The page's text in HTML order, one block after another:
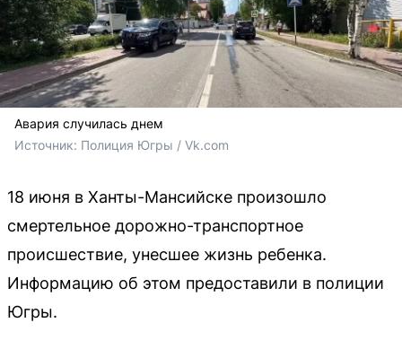
Авария случилась днем
Источник: Полиция Югры / Vk.com
18 июня в Ханты-Мансийске произошло
смертельное дорожно-транспортное
происшествие, унесшее жизнь ребенка.
Информацию об этом предоставили в полиции
Югры.